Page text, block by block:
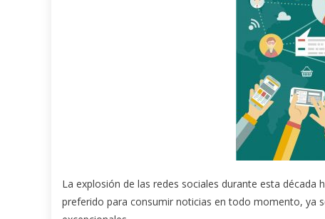
La explosión de las redes sociales durante esta
preferido para consumir noticias en todo momento, ya